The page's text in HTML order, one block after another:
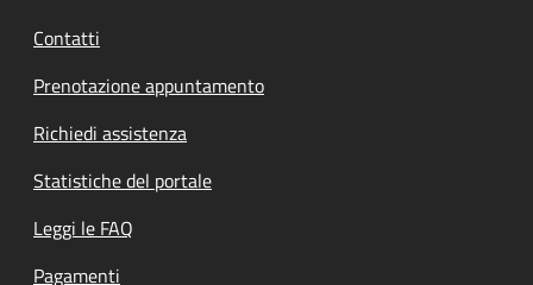
Contatti
Prenotazione appuntamento
Richiedi assistenza
Statistiche del portale
Leggi le FAQ
Pagamenti